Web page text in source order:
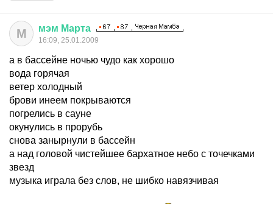
М мэм Марта
16:09, 25.01.2009
а в бассейне ночью чудо как хорошо
вода горячая
ветер холодный
брови инеем покрываются
погрелись в сауне
окунулись в прорубь
снова занырнули в бассейн
а над головой чистейшее бархатное небо с точечками
звезд
музыка играла без слов, не шибко навязчивая